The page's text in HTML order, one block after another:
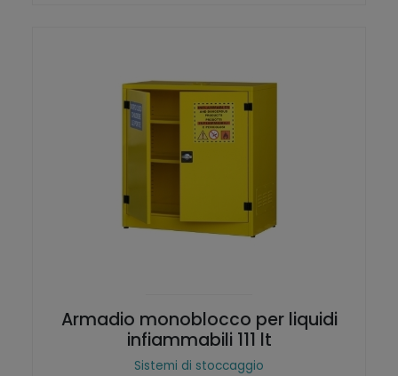
Armadio monoblocco per liquidi
infiammabili 111 lt
Sistemi di stoccaggio